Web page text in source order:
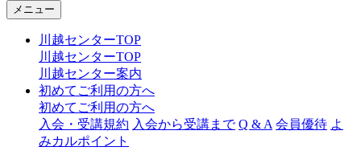
メニュー
川越センターTOP
川越センターTOP
川越センター案内
初めてご利用の方へ
初めてご利用の方へ
入会・受講規約 入会から受講まで Q & A 会員優待 よ
みカルポイント